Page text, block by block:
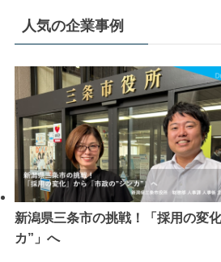
人気の企業事例
新潟県三条市の挑戦！「採用の変
カ”」へ